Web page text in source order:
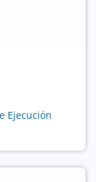
Ejecución